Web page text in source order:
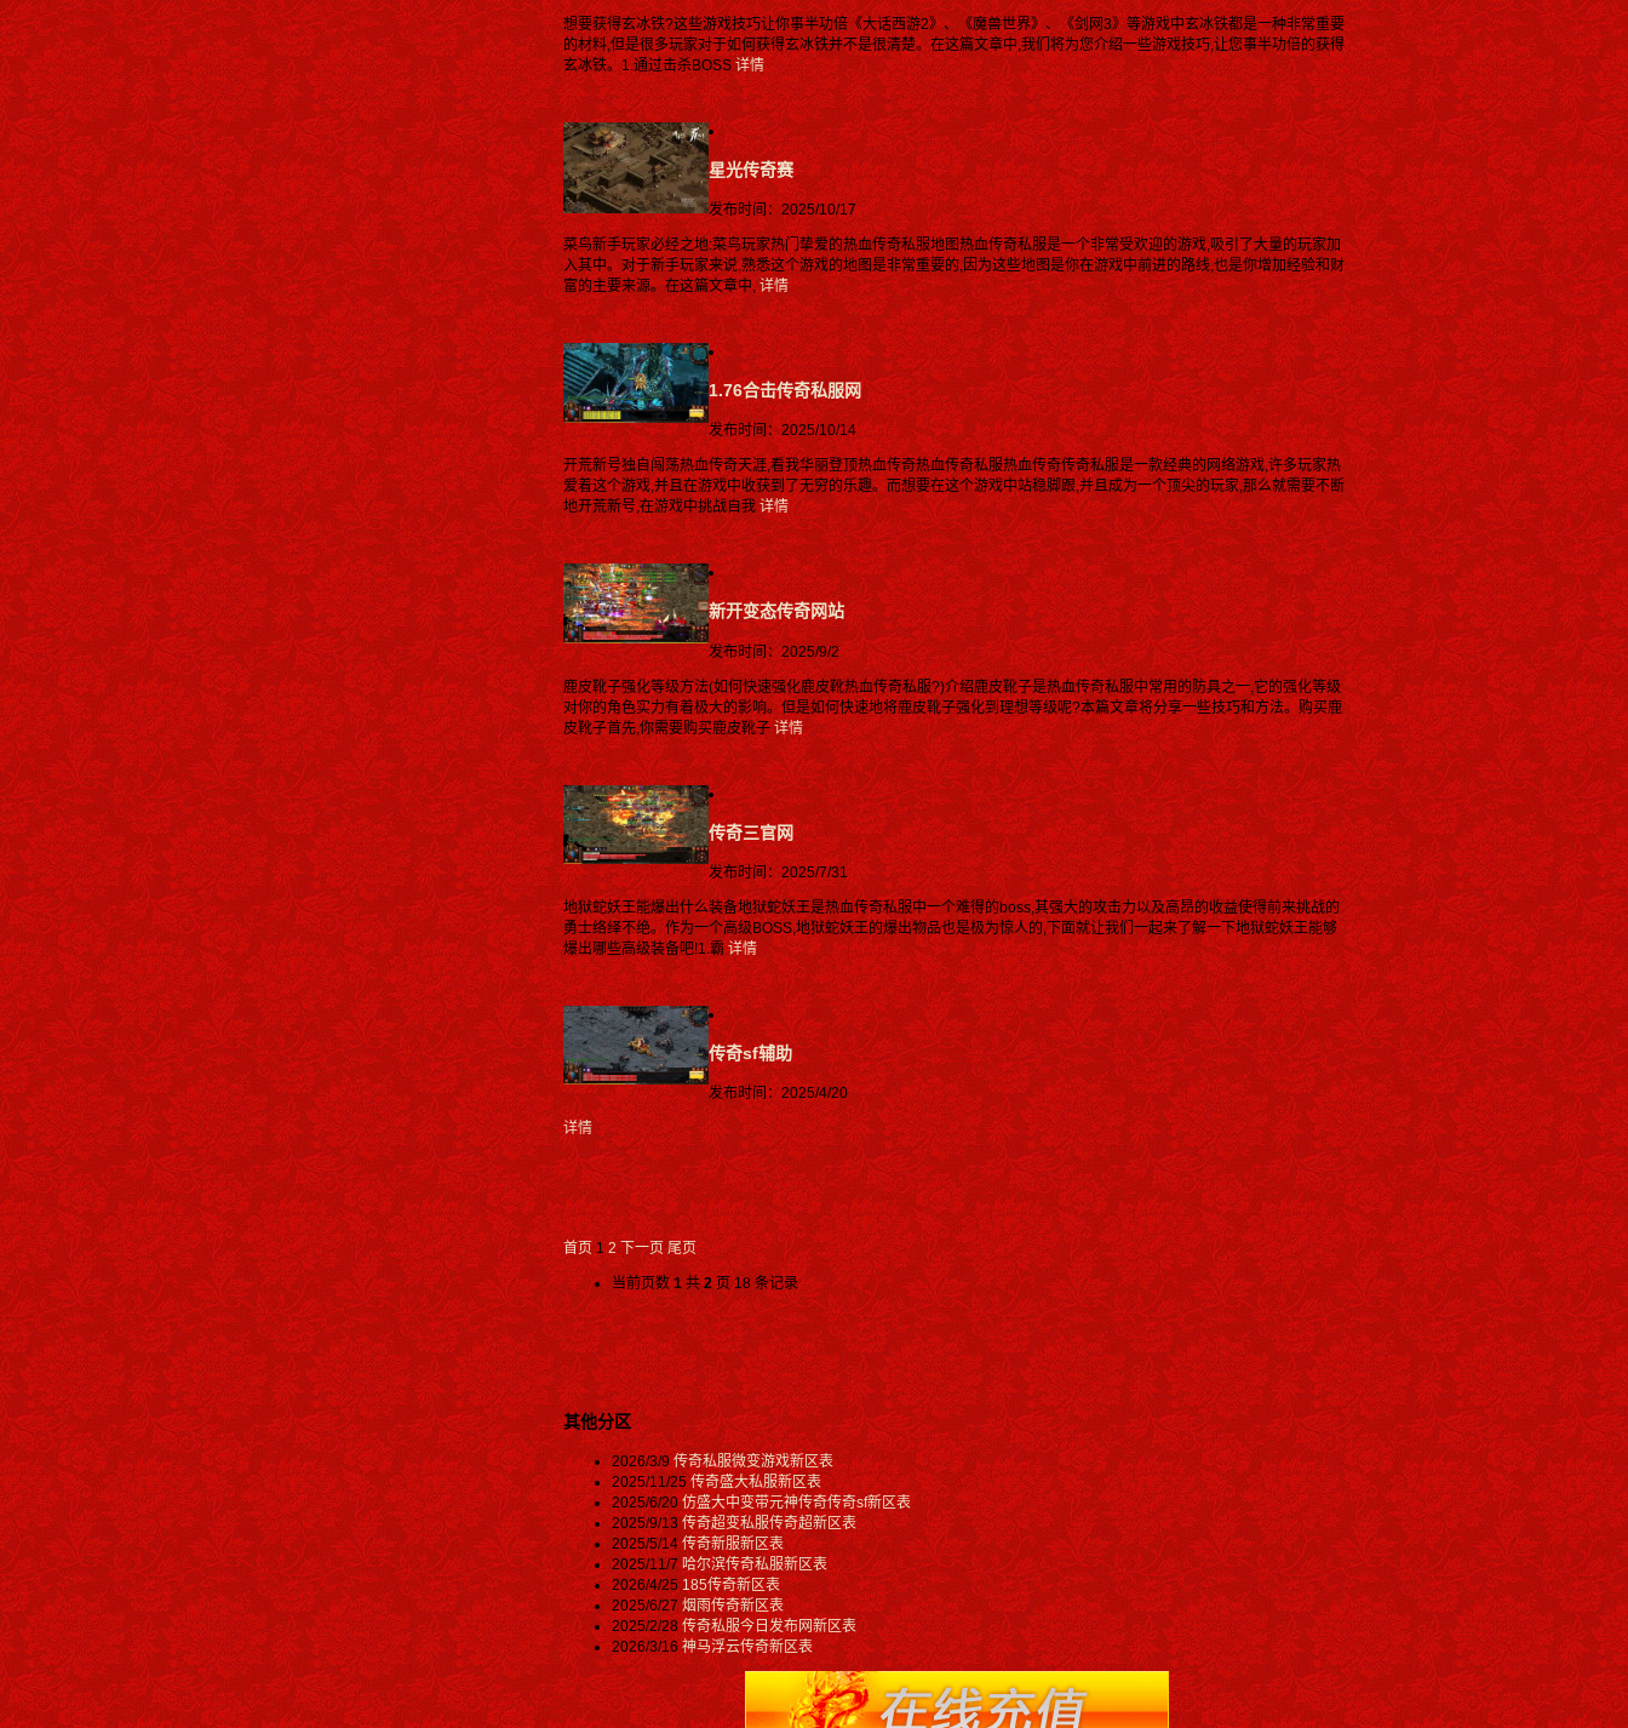
想要获得玄冰铁?这些游戏技巧让你事半功倍《大话西游2》、《魔兽世界》、《剑网3》等游戏中玄冰铁都是一种非常重要
的材料,但是很多玩家对于如何获得玄冰铁并不是很清楚。在这篇文章中,我们将为您介绍一些游戏技巧,让您事半功倍的获得
玄冰铁。1.通过击杀BOSS 详情
星光传奇赛
发布时间：2025/10/17
菜鸟新手玩家必经之地:菜鸟玩家热门挚爱的热血传奇私服地图热血传奇私服是一个非常受欢迎的游戏,吸引了大量的玩家加
入其中。对于新手玩家来说,熟悉这个游戏的地图是非常重要的,因为这些地图是你在游戏中前进的路线,也是你增加经验和财
富的主要来源。在这篇文章中,详情
1.76合击传奇私服网
发布时间：2025/10/14
开荒新号独自闯荡热血传奇天涯,看我华丽登顶热血传奇热血传奇私服热血传奇传奇私服是一款经典的网络游戏,许多玩家热
爱着这个游戏,并且在游戏中收获到了无穷的乐趣。而想要在这个游戏中站稳脚跟,并且成为一个顶尖的玩家,那么就需要不断
地开荒新号,在游戏中挑战自我 详情
新开变态传奇网站
发布时间：2025/9/2
鹿皮靴子强化等级方法(如何快速强化鹿皮靴热血传奇私服?)介绍鹿皮靴子是热血传奇私服中常用的防具之一,它的强化等级
对你的角色实力有着极大的影响。但是如何快速地将鹿皮靴子强化到理想等级呢?本篇文章将分享一些技巧和方法。购买鹿
皮靴子首先,你需要购买鹿皮靴子详情
传奇三官网
发布时间：2025/7/31
地狱蛇妖王能爆出什么装备地狱蛇妖王是热血传奇私服中一个难得的boss,其强大的攻击力以及高昂的收益使得前来挑战的
勇士络绎不绝。作为一个高级BOSS,地狱蛇妖王的爆出物品也是极为惊人的,下面就让我们一起来了解一下地狱蛇妖王能够
爆出哪些高级装备吧!1.霸 详情
传奇sf辅助
发布时间：2025/4/20
详情
首页1 2 下一页 尾页
当前页数1共 2 页 18 条记录
其他分区
2026/3/9传奇私服微变游戏新区表
2025/11/25传奇盛大私服新区表
2025/6/20仿盛大中变带元神传奇传奇sf新区表
2025/9/13 传奇超变私服传奇超新区表
2025/5/14传奇新服新区表
2025/11/7 哈尔滨传奇私服新区表
2026/4/25 185传奇新区表
2025/6/27 烟雨传奇新区表
2025/2/28传奇私服今日发布网新区表
2026/3/16神马浮云传奇新区表